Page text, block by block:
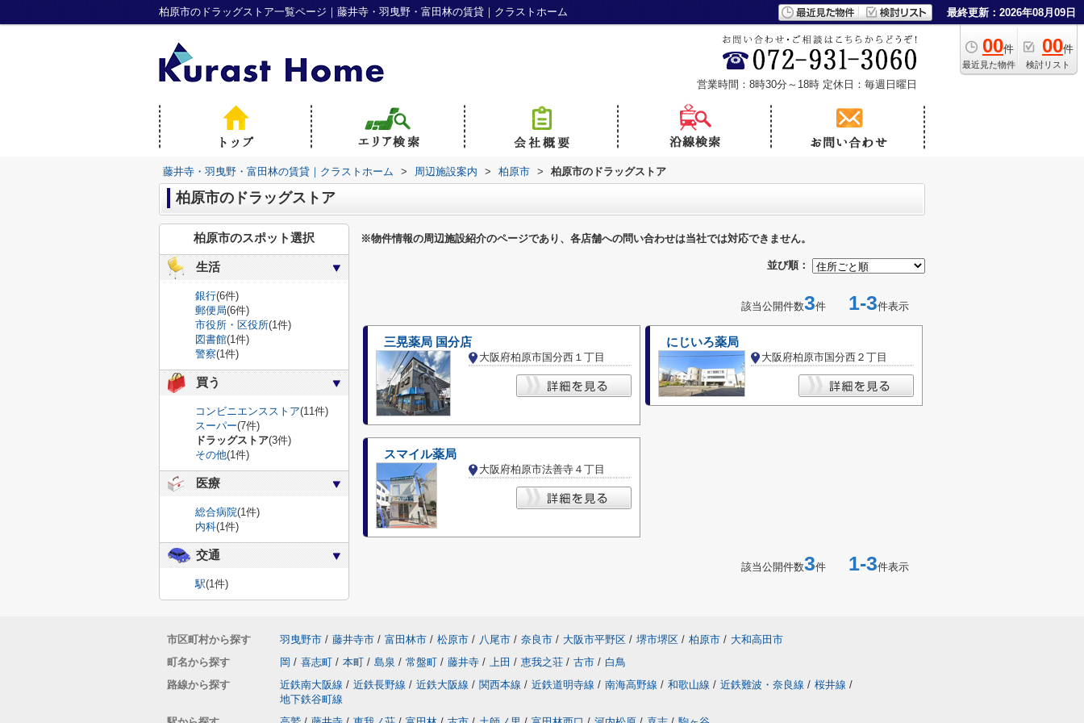
柏原市のドラッグストア一覧ページ｜藤井寺・羽曳野・富田林の賃貸｜クラストホーム 最終更新：2026年08月09日
00件
最近見た物件
00件
検討リスト
営業時間：8時30分～18時 定休日：毎週日曜日
藤井寺・羽曳野・富田林の賃貸｜クラストホーム > 周辺施設案内 > 柏原市 > 柏原市のドラッグストア
柏原市のドラッグストア
※物件情報の周辺施設紹介のページであり、各店舗への問い合わせは当社では対応できません。
並び順：
該当公開件数3件 1-3件表示
三晃薬局 国分店
大阪府柏原市国分西１丁目
にじいろ薬局
大阪府柏原市国分西２丁目
スマイル薬局
大阪府柏原市法善寺４丁目
該当公開件数3件 1-3件表示
柏原市のスポット選択
生活
銀行(6件)
郵便局(6件)
市役所・区役所(1件)
図書館(1件)
警察(1件)
買う
コンビニエンスストア(11件)
スーパー(7件)
ドラッグストア(3件)
その他(1件)
医療
総合病院(1件)
内科(1件)
交通
駅(1件)
市区町村から探す 羽曳野市 / 藤井寺市 / 富田林市 / 松原市 / 八尾市 / 奈良市 / 大阪市平野区 / 堺市堺区 / 柏原市 / 大和高田市
町名から探す
岡 / 喜志町 / 本町 / 島泉 / 常盤町 / 藤井寺 / 上田 / 恵我之荘 / 古市 / 白鳥
路線から探す
近鉄南大阪線 / 近鉄長野線 / 近鉄大阪線 / 関西本線 / 近鉄道明寺線 / 南海高野線 / 和歌山線 / 近鉄難波・奈良線 / 桜井線 /
地下鉄谷町線